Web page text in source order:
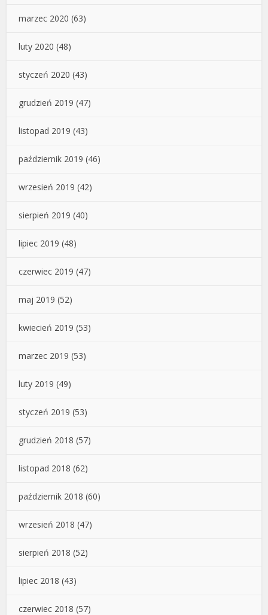
marzec 2020 (63)
luty 2020 (48)
styczeń 2020 (43)
grudzień 2019 (47)
listopad 2019 (43)
październik 2019 (46)
wrzesień 2019 (42)
sierpień 2019 (40)
lipiec 2019 (48)
czerwiec 2019 (47)
maj 2019 (52)
kwiecień 2019 (53)
marzec 2019 (53)
luty 2019 (49)
styczeń 2019 (53)
grudzień 2018 (57)
listopad 2018 (62)
październik 2018 (60)
wrzesień 2018 (47)
sierpień 2018 (52)
lipiec 2018 (43)
czerwiec 2018 (57)